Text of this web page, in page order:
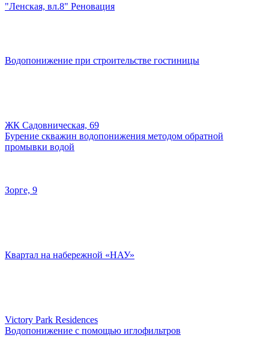
"Ленская, вл.8" Реновация
Водопонижение при строительстве гостиницы
ЖК Садовническая, 69
Бурение скважин водопонижения методом обратной
промывки водой
Зорге, 9
Квартал на набережной «НАУ»
Victory Park Residences
Водопонижение с помощью иглофильтров